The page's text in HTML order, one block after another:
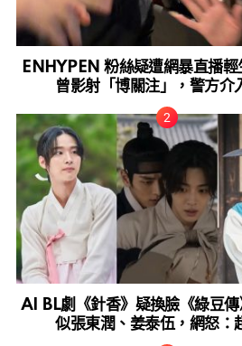
ENHYPEN 粉絲疑遭網暴直播
曾影射「博關注」，警方介
AI BL劇《針香》疑換臉《綠豆
似張東潤、姜泰伍，網怒：